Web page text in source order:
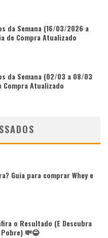
da Semana (16/03/2026 a
de Compra Atualizado
da Semana (02/03 a 08/03
Compra Atualizado
Guia para comprar Whey e
o Resultado (E Descubra
💸😂